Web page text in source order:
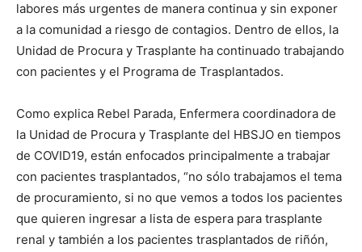
labores más urgentes de manera continua y sin exponer
a la comunidad a riesgo de contagios. Dentro de ellos, la
Unidad de Procura y Trasplante ha continuado trabajando
con pacientes y el Programa de Trasplantados.
Como explica Rebel Parada, Enfermera coordinadora de
la Unidad de Procura y Trasplante del HBSJO en tiempos
de COVID19, están enfocados principalmente a trabajar
con pacientes trasplantados, “no sólo trabajamos el tema
de procuramiento, si no que vemos a todos los pacientes
que quieren ingresar a lista de espera para trasplante
renal y también a los pacientes trasplantados de riñón,